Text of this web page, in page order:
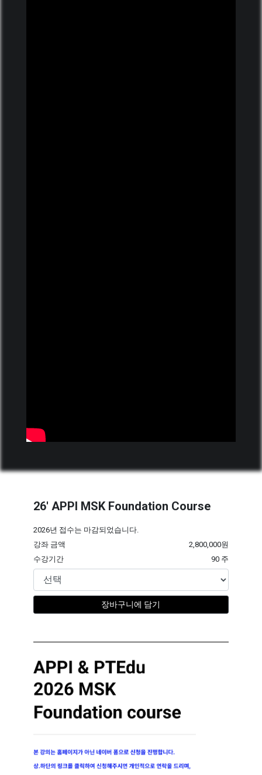
26' APPI MSK Foundation Course
2026년 접수는 마감되었습니다.
강좌 금액
2,800,000원
수강기간
90 주
장바구니에 담기